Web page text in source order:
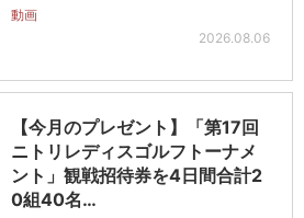
動画
2026.08.06
【今月のプレゼント】「第17回
ニトリレディスゴルフトーナメ
ント」観戦招待券を4日間合計2
0組40名…